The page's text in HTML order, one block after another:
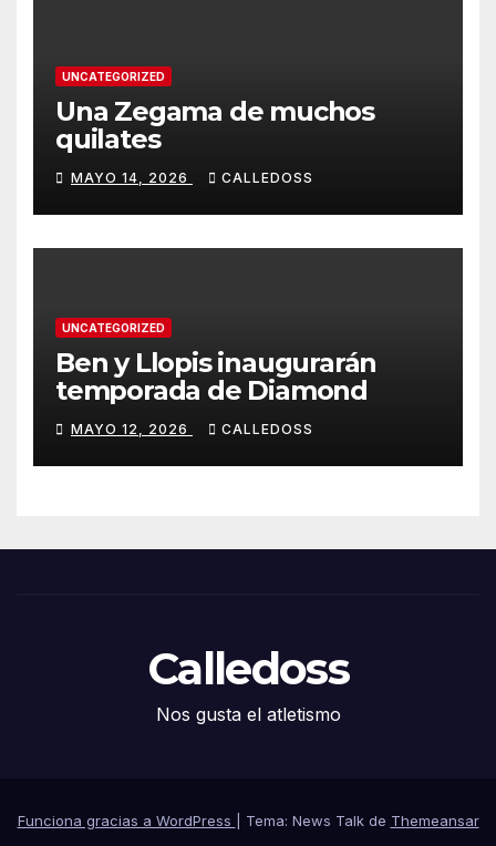
UNCATEGORIZED
Una Zegama de muchos
quilates
MAYO 14, 2026 CALLEDOSS
UNCATEGORIZED
Ben y Llopis inaugurarán
temporada de Diamond
MAYO 12, 2026 CALLEDOSS
Calledoss
Nos gusta el atletismo
Funciona gracias a WordPress Tema: News Talk de Themeansar